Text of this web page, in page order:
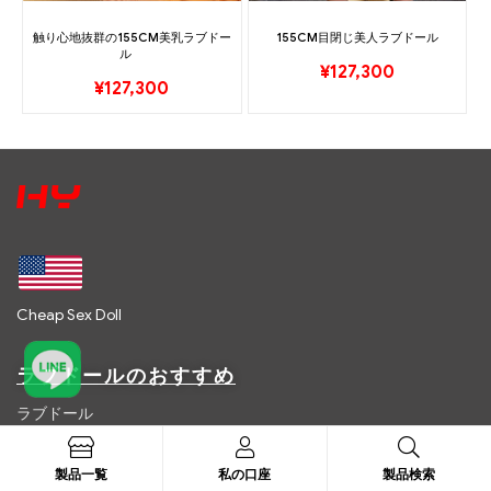
触り心地抜群の155CM美乳ラブドー
ル
¥127,300
155CM目閉じ美人ラブドール
¥127,300
Cheap Sex Doll
ラブドールのおすすめ
ラブドール
ラブドールランキング
ラブドールオーダーメイド
製品一覧 私の口座 製品検索